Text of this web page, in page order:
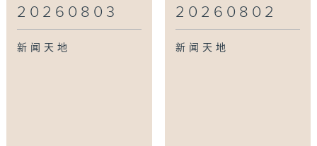
20260803
新闻天地
20260802
新闻天地